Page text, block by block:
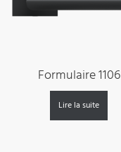
Formulaire 1106
Lire la suite